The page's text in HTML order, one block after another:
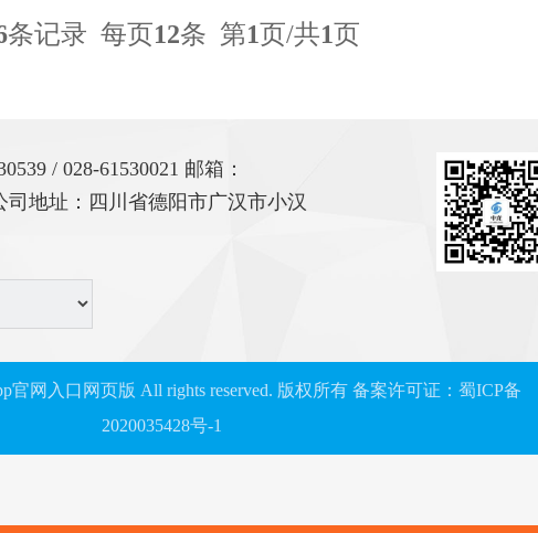
当完全消耗时氧化反应迅速，大量放...
LD，密度应为0.920g/cm3~0.926g/cm3）
0.915g/cm3~0.926g/cm3）、乙烯共聚物
（密度应为0.915g/cm3~0.935g/cm3）等
混合产生；制造线形低密度聚乙烯...
条记录 每页12条 第1页/共1页
/ 028-61530021 邮箱：
司地址：四川省德阳市广汉市小汉
官网入口网页版 All rights reserved. 版权所有 备案许可证：蜀ICP备
2020035428号-1